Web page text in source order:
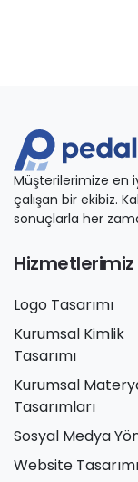
Müşterilerimize en
çalışan bir ekibiz.
sonuçlarla her
Hizmetlerimiz
Logo Tasarımı
Kurumsal Kimlik
Tasarımı
Kurumsal
Tasarımları
Sosyal Medya
Website Tasarımı